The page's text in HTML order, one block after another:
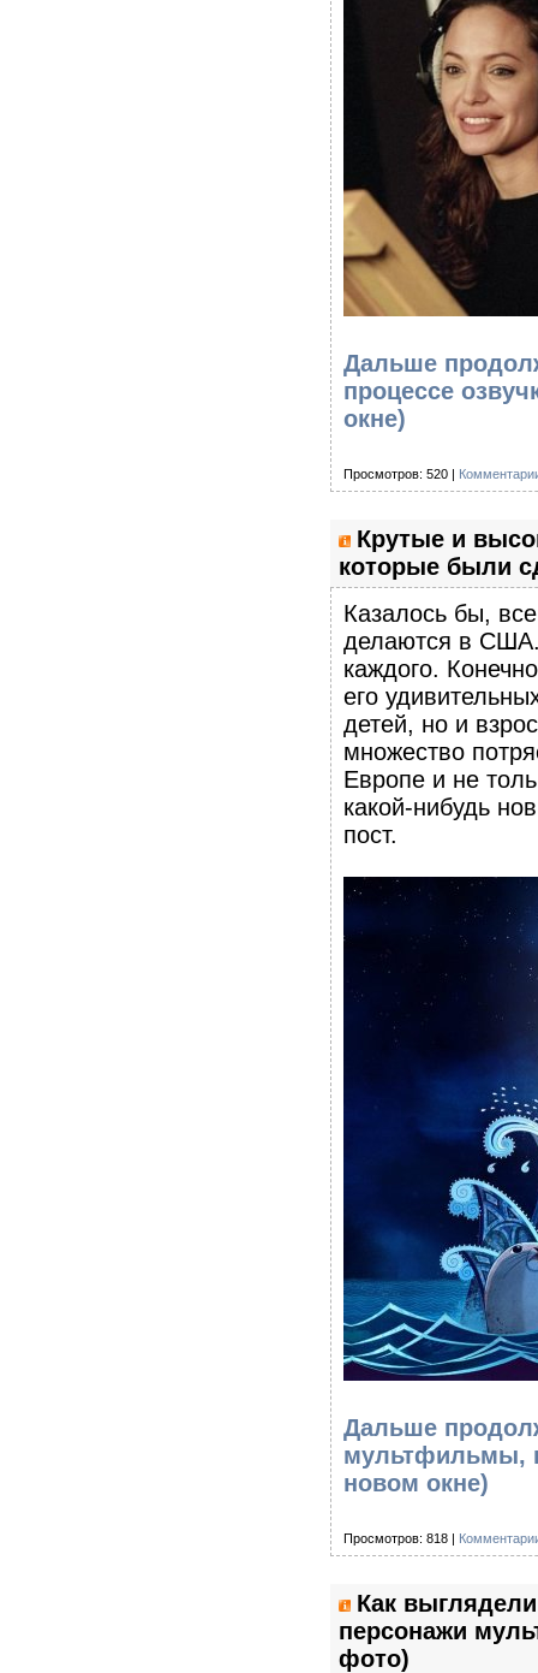
Дальше
процессе
окне)
Просмотров: 520 |
Крутые и
которые были
Казалось бы,
делаются в США.
каждого.
его
детей, но и
множество
Европе и не
какой-нибудь
пост.
Дальше
мультфильмы,
новом окне)
Просмотров: 818 |
Как
персонажи
фото)